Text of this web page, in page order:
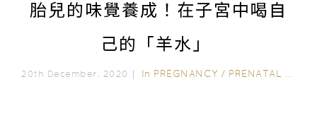
胎兒的味覺養成！在子宮中喝自
己的「羊水」
20th December, 2020｜ In PREGNANCY / PRENATAL CARE